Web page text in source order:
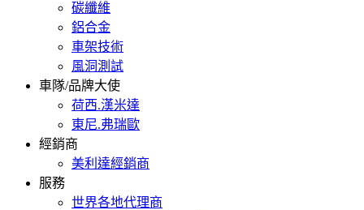
碳纖維
鋁合金
車架技術
風洞測試
車隊/品牌大使
荷西.漢米達
東尼.弗瑞歐
經銷商
美利達經銷商
服務
世界各地代理商